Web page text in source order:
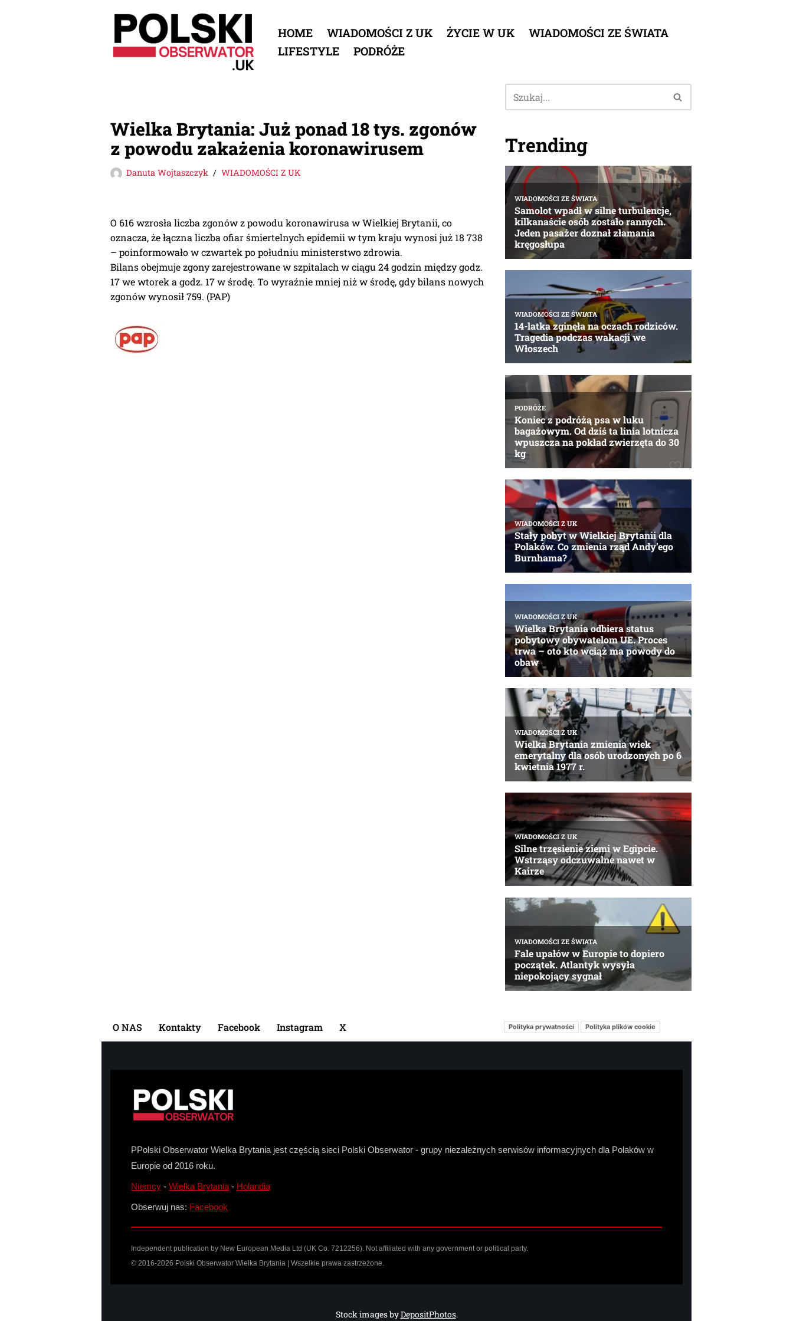
Przejdź
do
HOME WIADOMOŚCI Z UK ŻYCIE W UK
WIADOMOŚCI ZE ŚWIATA
LIFESTYLE
PODRÓŻE
Wielka Brytania: Już ponad 18 tys. zgonów
z powodu zakażenia koronawirusem
Danuta Wojtaszczyk WIADOMOŚCI Z UK
O 616 wzrosła liczba zgonów z powodu koronawirusa w Wielkiej Brytanii, co
oznacza, że łączna liczba ofiar śmiertelnych epidemii w tym kraju wynosi już 18 738
– poinformowało w czwartek po południu ministerstwo zdrowia.
Bilans obejmuje zgony zarejestrowane w szpitalach w ciągu 24 godzin między godz.
17 we wtorek a godz. 17 w środę. To wyraźnie mniej niż w środę, gdy bilans nowych
zgonów wynosił 759. (PAP)
Trending
O NAS Kontakty Facebook Instagram X Polityka prywatności Polityka plików cookie
PPolski Obserwator Wielka Brytania jest częścią sieci Polski Obserwator - grupy niezależnych serwisów informacyjnych dla Polaków w
Europie od 2016 roku.
Niemcy - Wielka Brytania - Holandia
Obserwuj nas: Facebook
Independent publication by New European Media Ltd (UK Co. 7212256). Not affiliated with any government or political party.
© 2016-2026 Polski Obserwator Wielka Brytania | Wszelkie prawa zastrzeżone.
Stock images byDepositPhotos.